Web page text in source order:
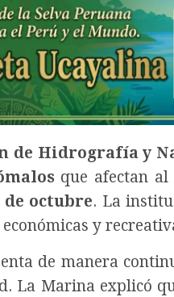
de Hidrografía y
que afectan
octubre. La
y
de manera
La Marina explicó